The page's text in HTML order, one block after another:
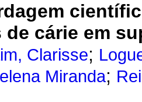
de cárie em
Clarisse;
Miranda;